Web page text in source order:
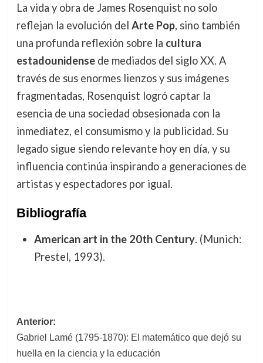
La vida y obra de James Rosenquist no solo
reflejan la evolución del Arte Pop, sino también
una profunda reflexión sobre la cultura
estadounidensede mediados del siglo XX. A
través de sus enormes lienzos y sus imágenes
fragmentadas, Rosenquist logró captar la
esencia de una sociedad obsesionada con la
inmediatez, el consumismo y la publicidad. Su
legado sigue siendo relevante hoy en día, y su
influencia continúa inspirando a generaciones de
artistas y espectadores por igual.
Bibliografía
American art in the 20th Century. (Munich:
Prestel, 1993).
Navegación
de
Anterior:
Gabriel Lamé (1795-1870): El matemático que dejó su
huella en la ciencia y la educación